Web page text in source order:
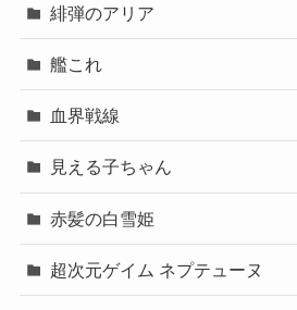
緋弾のアリア
艦これ
血界戦線
見える子ちゃん
赤髪の白雪姫
超次元ゲイム ネプテューヌ